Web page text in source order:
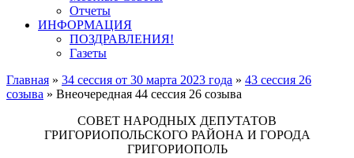
Отчеты
ИНФОРМАЦИЯ
ПОЗДРАВЛЕНИЯ!
Газеты
Главная » 34 сессия от 30 марта 2023 года » 43 сессия 26
созыва » Внеочередная 44 сессия 26 созыва
СОВЕТ НАРОДНЫХ ДЕПУТАТОВ
ГРИГОРИОПОЛЬСКОГО РАЙОНА И ГОРОДА
ГРИГОРИОПОЛЬ